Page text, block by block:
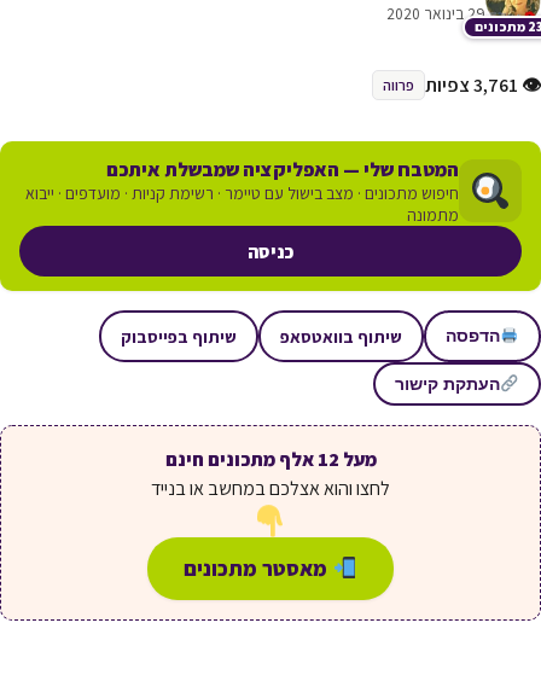
29 בינואר 2020
👁 3,761 צפיות פרווה
המטבח שלי — האפליקציה שמבשלת איתכם
חיפוש מתכונים · מצב בישול עם טיימר · רשימת קניות · מועדפים · ייבוא
מתמונה
כניסה
הדפסה שיתוף בוואטסאפ שיתוף בפייסבוק
העתקת קישור
מעל 12 אלף מתכונים חינם
לחצו והוא אצלכם במחשב או בנייד
מאסטר מתכונים